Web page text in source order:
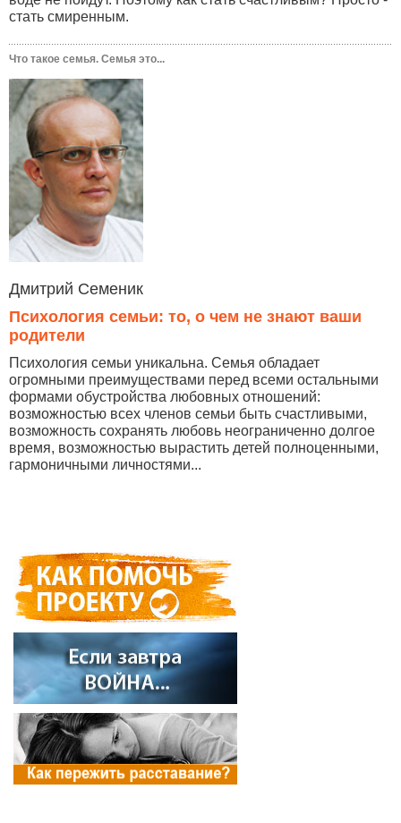
стать смиренным.
Что такое семья. Семья это...
Дмитрий Семеник
Психология семьи: то, о чем не знают ваши
родители
Психология семьи уникальна. Семья обладает
огромными преимуществами перед всеми остальными
формами обустройства любовных отношений:
возможностью всех членов семьи быть счастливыми,
возможность сохранять любовь неограниченно долгое
время, возможностью вырастить детей полноценными,
гармоничными личностями...